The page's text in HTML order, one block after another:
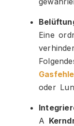
Eine
oder
A